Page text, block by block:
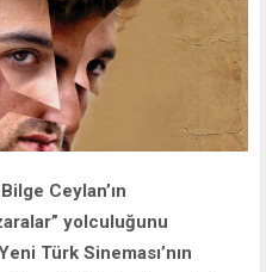
Ceylan’ın
yolculuğunu
Türk Sineması’nın